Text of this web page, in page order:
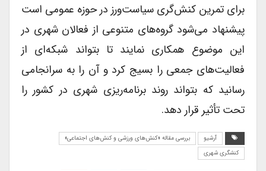
برای تمرین کنش‌گری سیاست‌ورز در حوزه عمومی است
پیشنهاد می‌شود گروه‌های متنوعی از فعالان شهری در
این موضوع همکاری نمایند تا بتواند شبکه‌ای از
فعالیت‌های جمعی را بسیج کرد و آن را به سرانجامی
رسانید که بتواند روند برنامه‌ریزی شهری در کشور را
تحت تأثیر قرار دهد.
آرشیو
بررسی مقاله «کنش‌های ورزشی و کنش‌های اجتماعی»
کنشگری شهری